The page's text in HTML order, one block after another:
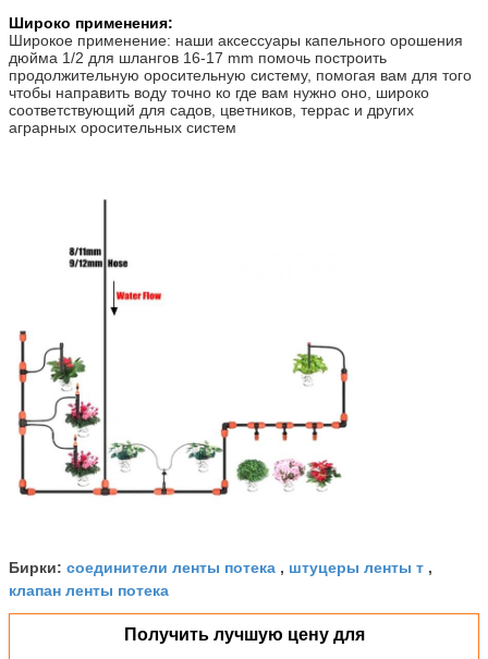
Широко применения:
Широкое применение: наши аксессуары капельного орошения
дюйма 1/2 для шлангов 16-17 mm помочь построить
продолжительную оросительную систему, помогая вам для того
чтобы направить воду точно ко где вам нужно оно, широко
соответствующий для садов, цветников, террас и других
аграрных оросительных систем
Бирки: соединители ленты потека , штуцеры ленты т ,
клапан ленты потека
Получить лучшую цену для